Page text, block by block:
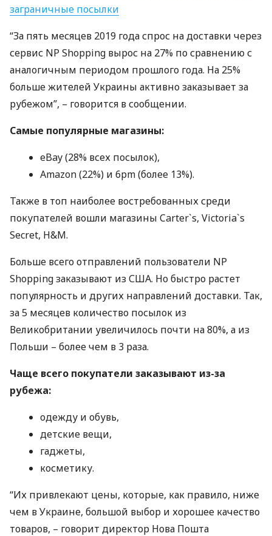
заграничные посылки
“За пять месяцев 2019 года спрос на доставки через
сервис NP Shopping вырос на 27% по сравнению с
аналогичным периодом прошлого года. На 25%
больше жителей Украины активно заказывает за
рубежом”, – говорится в сообщении.
Самые популярные магазины:
eBay (28% всех посылок),
Amazon (22%) и 6pm (более 13%).
Также в топ наиболее востребованных среди
покупателей вошли магазины Carter`s, Victoria`s
Secret, H&M.
Больше всего отправлений пользователи NP
Shopping заказывают из США. Но быстро растет
популярность и других направлений доставки. Так,
за 5 месяцев количество посылок из
Великобритании увеличилось почти на 80%, а из
Польши – более чем в 3 раза.
Чаще всего покупатели заказывают из-за
рубежа:
одежду и обувь,
детские вещи,
гаджеты,
косметику.
“Их привлекают цены, которые, как правило, ниже
чем в Украине, большой выбор и хорошее качество
товаров, – говорит директор Нова Пошта